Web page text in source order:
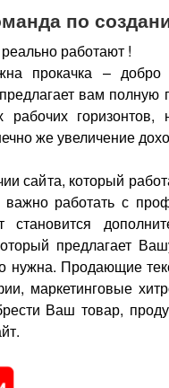
по
работают !
прокачка – добро
вам полную
горизонтов,
же увеличение
сайта, который
работать с
становится
предлагает
нужна. Продающие
маркетинговые
Ваш товар,